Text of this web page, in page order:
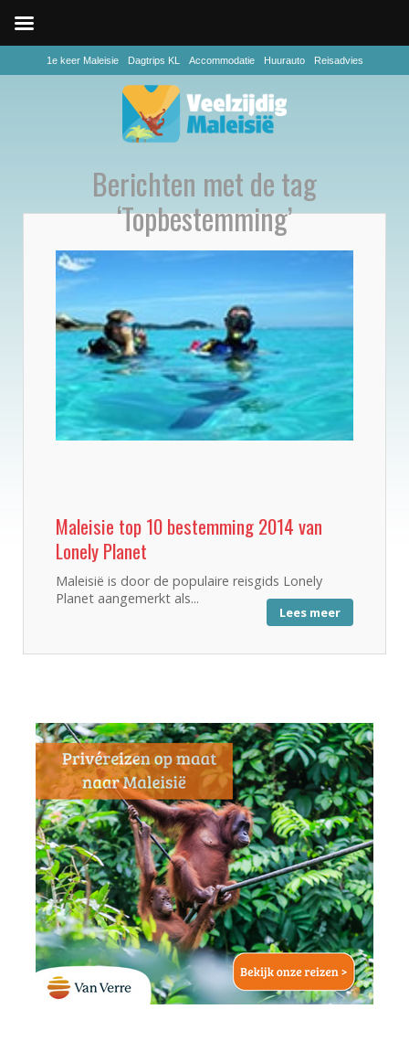
1e keer Maleisie Dagtrips KL Accommodatie Huurauto Reisadvies
Berichten met de tag
‘Topbestemming’
Maleisie top 10 bestemming 2014 van
Lonely Planet
Maleisië is door de populaire reisgids Lonely
Planet aangemerkt als...
Lees meer